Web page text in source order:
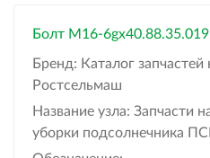
Болт М16-
Бренд: Каталог запчастей
Ростсельмаш
Название узла: Запчасти
уборки подсолнечника